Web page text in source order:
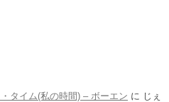
タイム(私の時間) – ボーエン に じぇ